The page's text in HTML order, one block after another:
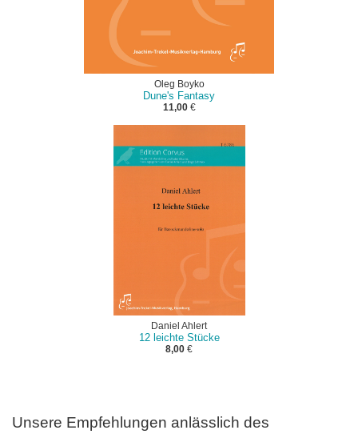
Oleg Boyko
Dune's Fantasy
11,00€
Daniel Ahlert
12 leichte Stücke
8,00 €
Unsere Empfehlungen anlässlich des